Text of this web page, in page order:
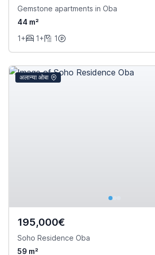
Gemstone apartments in Oba
44 m²
1+
1+ 1
अलान्या ओबा
195,000€
Soho Residence Oba
59 m²